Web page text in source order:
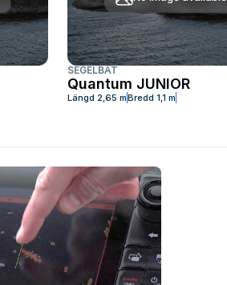
SEGELBÅT
Quantum JUNIOR
Längd 2,65 mBredd 1,1 m